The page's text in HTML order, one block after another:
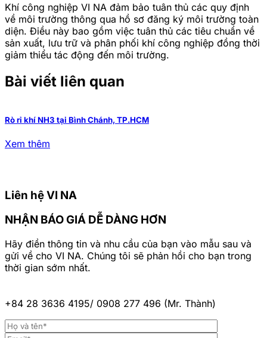
Khí công nghiệp VI NA đảm bảo tuân thủ các quy định
về môi trường thông qua hồ sơ đăng ký môi trường toàn
diện. Điều này bao gồm việc tuân thủ các tiêu chuẩn về
sản xuất, lưu trữ và phân phối khí công nghiệp đồng thời
giảm thiểu tác động đến môi trường.
Bài viết liên quan
Rò rỉ khí NH3 tại Bình Chánh, TP.HCM
Xem thêm
Liên hệ VI NA
NHẬN BÁO GIÁ DỄ DÀNG HƠN
Hãy điền thông tin và nhu cầu của bạn vào mẫu sau và
gửi về cho VI NA. Chúng tôi sẽ phản hồi cho bạn trong
thời gian sớm nhất.
+84 28 3636 4195/ 0908 277 496 (Mr. Thành)